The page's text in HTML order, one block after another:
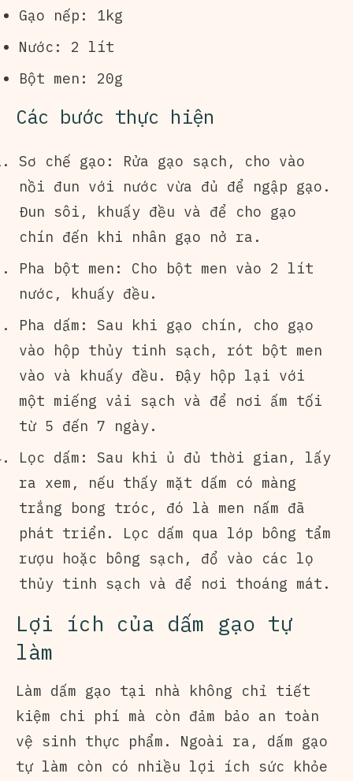
Gạo nếp: 1kg
Nước: 2 lít
Bột men: 20g
Các bước thực hiện
Sơ chế gạo: Rửa gạo sạch, cho vào
nồi đun với nước vừa đủ để ngập gạo.
Đun sôi, khuấy đều và để cho gạo
chín đến khi nhân gạo nở ra.
Pha bột men: Cho bột men vào 2 lít
nước, khuấy đều.
Pha dấm: Sau khi gạo chín, cho gạo
vào hộp thủy tinh sạch, rót bột men
vào và khuấy đều. Đậy hộp lại với
một miếng vải sạch và để nơi ấm tối
từ 5 đến 7 ngày.
Lọc dấm: Sau khi ủ đủ thời gian, lấy
ra xem, nếu thấy mặt dấm có màng
trắng bong tróc, đó là men nấm đã
phát triển. Lọc dấm qua lớp bông tẩm
rượu hoặc bông sạch, đổ vào các lọ
thủy tinh sạch và để nơi thoáng mát.
Lợi ích của dấm gạo tự
làm
Làm dấm gạo tại nhà không chỉ tiết
kiệm chi phí mà còn đảm bảo an toàn
vệ sinh thực phẩm. Ngoài ra, dấm gạo
tự làm còn có nhiều lợi ích sức khỏe